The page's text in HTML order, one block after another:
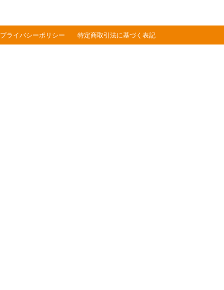
プライバシーポリシー 特定商取引法に基づく表記